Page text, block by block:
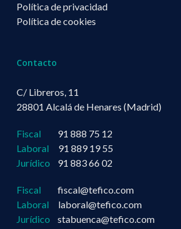
Política de privacidad
Política de cookies
Contacto
C/ Libreros, 11
28801 Alcalá de Henares (Madrid)
Fiscal 91 888 75 12
Laboral 91 889 19 55
Jurídico 91 883 66 02
Fiscal
fiscal@tefico.com
Laboral
laboral@tefico.com
Jurídico
stabuenca@tefico.com